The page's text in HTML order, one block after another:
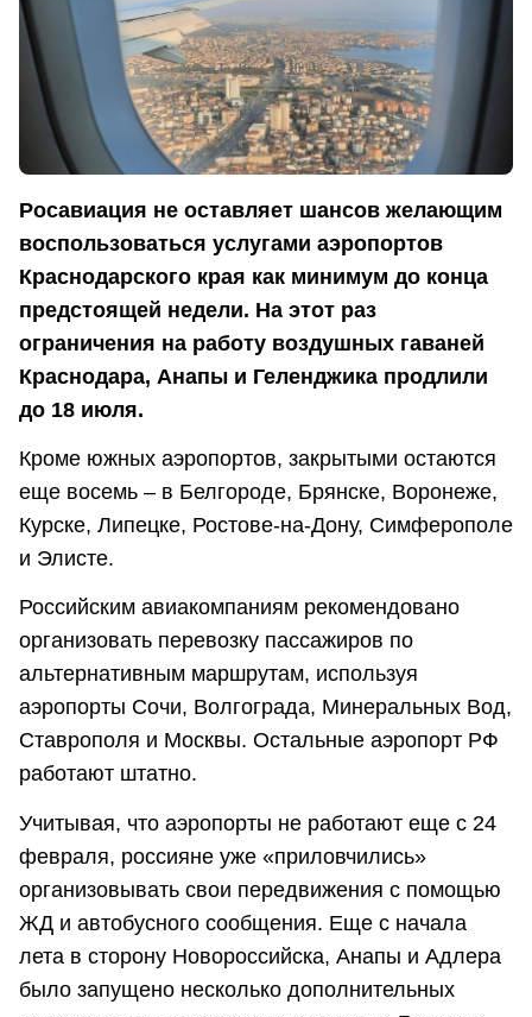
Росавиация не оставляет шансов желающим
воспользоваться услугами аэропортов
Краснодарского края как минимум до конца
предстоящей недели. На этот раз
ограничения на работу воздушных гаваней
Краснодара, Анапы и Геленджика продлили
до 18 июля.
Кроме южных аэропортов, закрытыми остаются
еще восемь – в Белгороде, Брянске, Воронеже,
Курске, Липецке, Ростове-на-Дону, Симферополе
и Элисте.
Российским авиакомпаниям рекомендовано
организовать перевозку пассажиров по
альтернативным маршрутам, используя
аэропорты Сочи, Волгограда, Минеральных Вод,
Ставрополя и Москвы. Остальные аэропорт РФ
работают штатно.
Учитывая, что аэропорты не работают еще с 24
февраля, россияне уже «приловчились»
организовывать свои передвижения с помощью
ЖД и автобусного сообщения. Еще с начала
лета в сторону Новороссийска, Анапы и Адлера
было запущено несколько дополнительных